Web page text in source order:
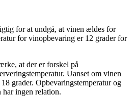
for at undgå, at vinen ældes for
for vinopbevaring er 12 grader for
at der er forskel på
Uanset om vinen
grader. Opbevaringstemperatur og
har ingen relation.